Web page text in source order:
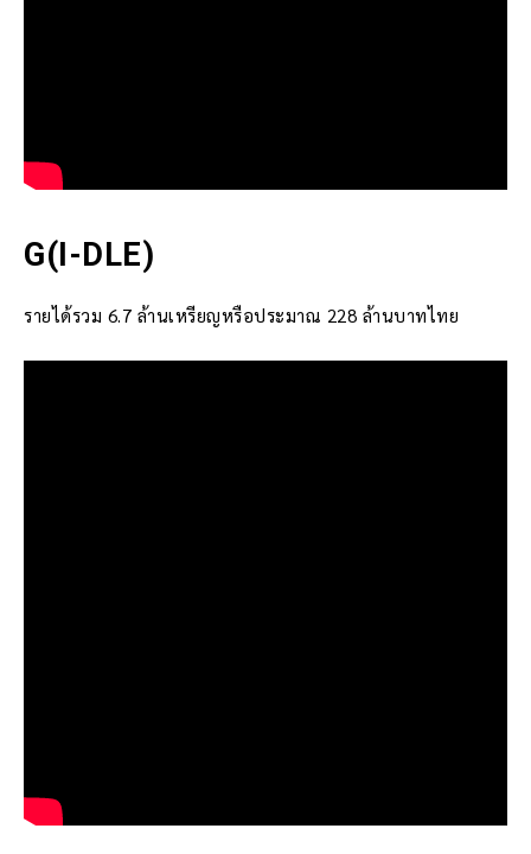
G(I-DLE)
รายได้รวม 6.7 ล้านเหรียญหรือประมาณ 228 ล้านบาทไทย